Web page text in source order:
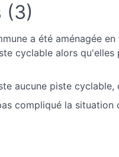
(3)
a été aménagée
cyclable alors
aucune piste cyclable,
compliqué la situation